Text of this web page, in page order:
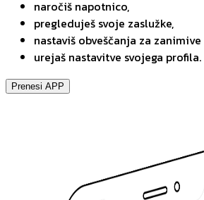
naročiš napotnico,
pregleduješ svoje zaslužke,
nastaviš obveščanja za zanimive
urejaš nastavitve svojega profila.
Prenesi APP